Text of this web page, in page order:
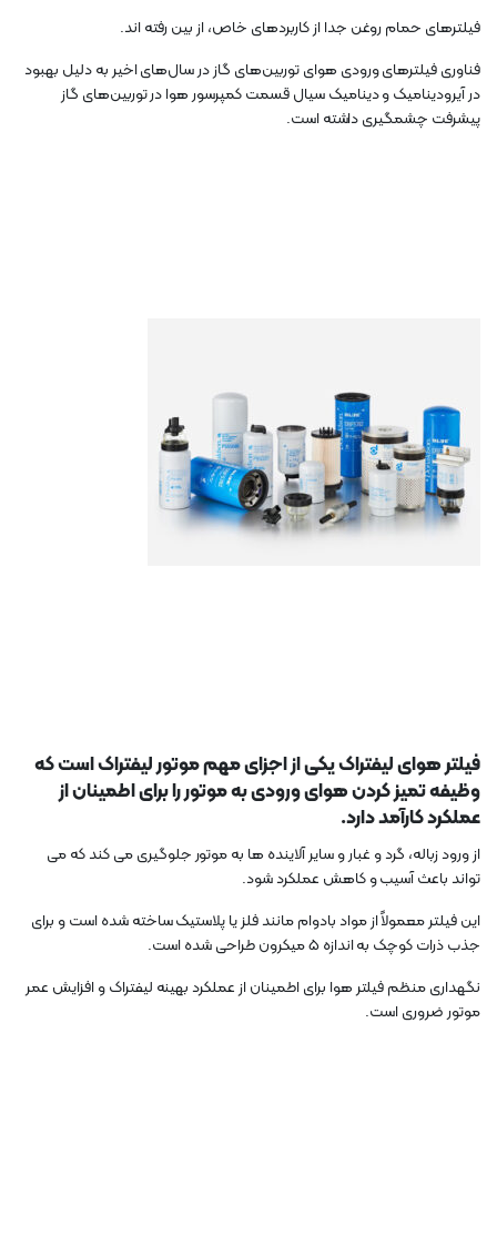
فیلترهای حمام روغن جدا از کاربردهای خاص، از بین رفته اند.
فناوری فیلترهای ورودی هوای توربین‌های گاز در سال‌های اخیر به دلیل بهبود
در آیرودینامیک و دینامیک سیال قسمت کمپرسور هوا در توربین‌های گاز
پیشرفت چشمگیری داشته است.
فیلتر هوای لیفتراک یکی از اجزای مهم موتور لیفتراک است که
وظیفه تمیز کردن هوای ورودی به موتور را برای اطمینان از
عملکرد کارآمد دارد.
از ورود زباله، گرد و غبار و سایر آلاینده ها به موتور جلوگیری می کند که می
تواند باعث آسیب و کاهش عملکرد شود.
این فیلتر معمولاً از مواد بادوام مانند فلز یا پلاستیک ساخته شده است و برای
جذب ذرات کوچک به اندازه 5 میکرون طراحی شده است.
نگهداری منظم فیلتر هوا برای اطمینان از عملکرد بهینه لیفتراک و افزایش عمر
موتور ضروری است.